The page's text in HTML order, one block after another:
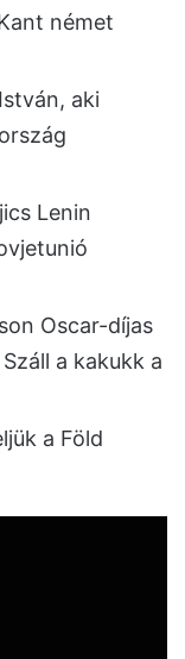
német
aki
Lenin
Oscar-díjas
a kakukk a
a Föld